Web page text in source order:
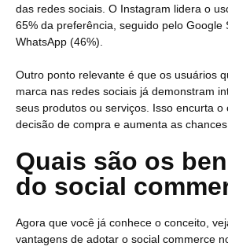
das redes sociais. O Instagram lidera o
65% da preferência, seguido pelo Google
WhatsApp (46%).
Outro ponto relevante é que os usuários
marca nas redes sociais já demonstram
seus produtos ou serviços. Isso encurta o
decisão de compra e aumenta as
Quais são os
do social
Agora que você já conhece o conceito,
vantagens de adotar o social commerce